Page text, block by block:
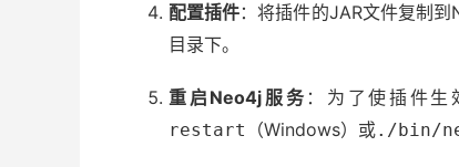
配置插件：将插件的JAR文件复制到
目录下。
重启Neo4j服务 ：为了使插件
restart
（Windows）或./bin/